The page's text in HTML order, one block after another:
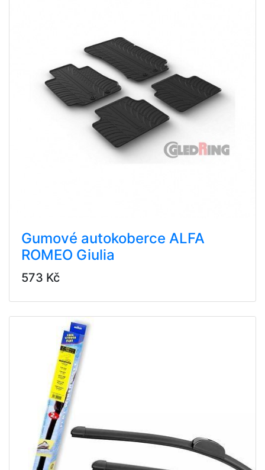
Gumové autokoberce ALFA
ROMEO Giulia
573 Kč